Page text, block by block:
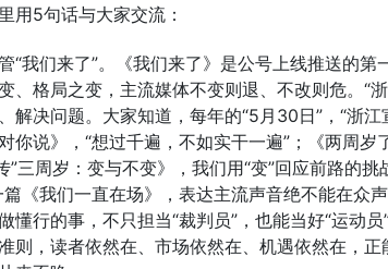
用5句话与大家交流：
“我们来了”。《我们来了》是公号上线推送的
、格局之变，主流媒体不变则退、不改则危。“
解决问题。大家知道，每年的“5月30日”，“浙
你说》，“想过千遍，不如实干一遍”；《两周岁
”三周岁：变与不变》，我们用“变”回应前路的
《我们一直在场》，表达主流声音绝不能在众
懂行的事，不只担当“裁判员”，也能当好“运动
则，读者依然在、市场依然在、机遇依然在，